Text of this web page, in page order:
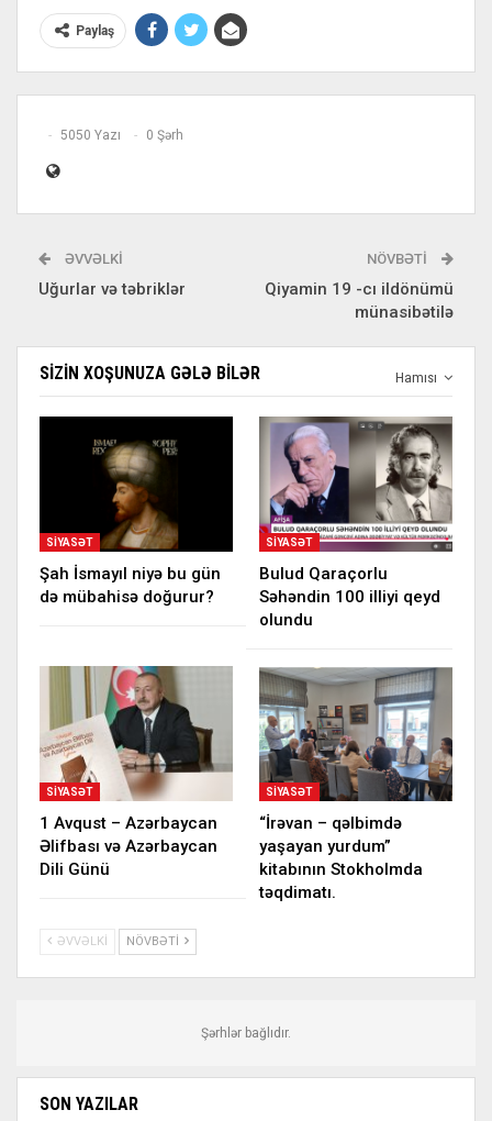
Paylaş
5050 Yazı 0 Şərh
ƏVVƏLKI
Uğurlar və təbriklər
NÖVBƏTI
Qiyamin 19 -cı ildönümü
münasibətilə
Hamısı
SIZIN XOŞUNUZA GƏLƏ BILƏR
SIYASƏT
Şah İsmayıl niyə bu gün
də mübahisə doğurur?
SIYASƏT
Bulud Qaraçorlu
Səhəndin 100 illiyi qeyd
olundu
SIYASƏT
1 Avqust – Azərbaycan
Əlifbası və Azərbaycan
Dili Günü
SIYASƏT
“İrəvan – qəlbimdə
yaşayan yurdum”
kitabının Stokholmda
təqdimatı.
ƏVVƏLKI NÖVBƏTI
Şərhlər bağlıdır.
SON YAZILAR